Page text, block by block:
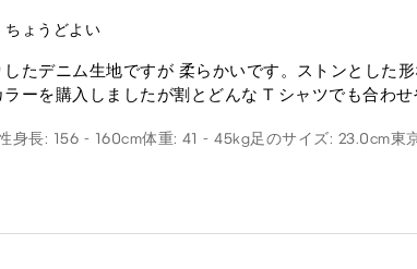
ちょうどよい
たデニム生地ですが 柔らかいです。ストンとした
ーを購入しましたが割とどんな T シャツでも合わせ
身長: 156 - 160cm体重: 41 - 45kg足のサイズ: 23.0cm東